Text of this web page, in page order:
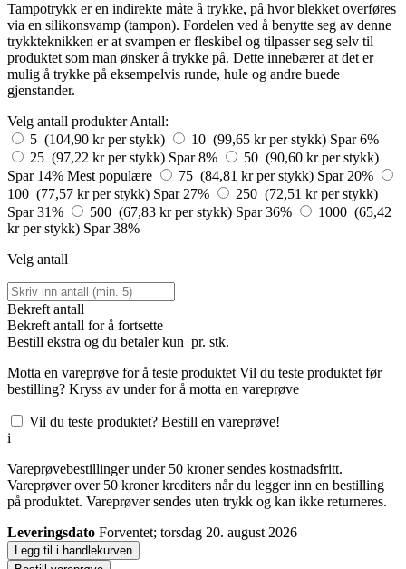
Tampotrykk er en indirekte måte å trykke, på hvor blekket overføres
via en silikonsvamp (tampon). Fordelen ved å benytte seg av denne
trykkteknikken er at svampen er fleskibel og tilpasser seg selv til
produktet som man ønsker å trykke på. Dette innebærer at det er
mulig å trykke på eksempelvis runde, hule og andre buede
gjenstander.
Velg antall produkterAntall:
5 (104,90 kr per stykk)
10 (99,65 kr per stykk) Spar 6%
25 (97,22 kr per stykk) Spar 8%
50 (90,60 kr per stykk)
Spar 14% Mest populære 75 (84,81 kr per stykk) Spar 20%
100 (77,57 kr per stykk) Spar 27%
250 (72,51 kr per stykk)
Spar 31%
500 (67,83 kr per stykk) Spar 36%
1000 (65,42
kr per stykk) Spar 38%
Velg antall
Bekreft antall
Bekreft antall for å fortsette
Bestill ekstra og du betaler kun pr. stk.
Motta en vareprøve for å teste produktetVil du teste produktet før
bestilling? Kryss av under for å motta en vareprøve
Vil du teste produktet? Bestill en vareprøve!
i
Vareprøvebestillinger under 50 kroner sendes kostnadsfritt.
Vareprøver over 50 kroner krediters når du legger inn en bestilling
på produktet. Vareprøver sendes uten trykk og kan ikke returneres.
Leveringsdato Forventet; torsdag 20. august 2026
Legg til i handlekurven